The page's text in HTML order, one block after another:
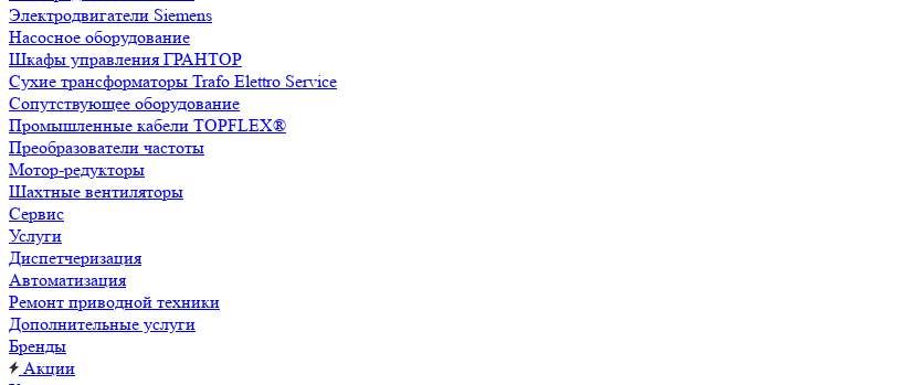
Электродвигатели Siemens
Насосное оборудование
Шкафы управления ГРАНТОР
Сухие трансформаторы Trafo Elettro Service
Сопутствующее оборудование
Промышленные кабели TOPFLEX®
Преобразователи частоты
Мотор-редукторы
Шахтные вентиляторы
Сервис
Услуги
Диспетчеризация
Автоматизация
Ремонт приводной техники
Дополнительные услуги
Бренды
Акции